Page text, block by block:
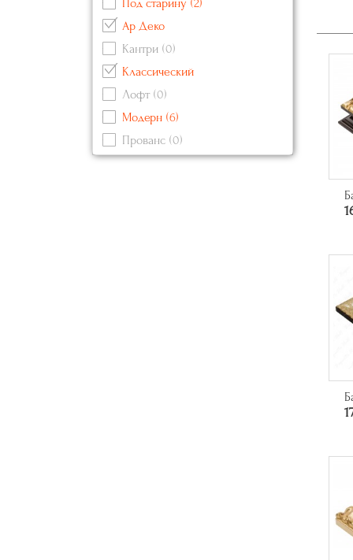
Коричневый
Красный
Кремовый
Розовый
Серебряный
Серый
Ар Деко
Кантри (0)
Классический
Лофт (0)
Модерн (6)
Прованс (0)
Современный (4)